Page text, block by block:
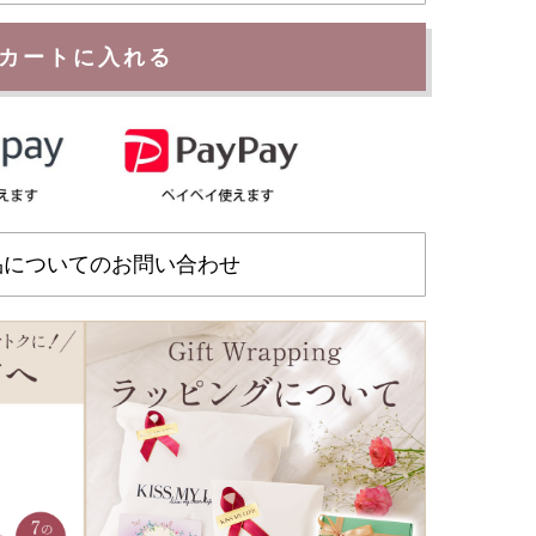
ートに入れる
ついてのお問い合わせ